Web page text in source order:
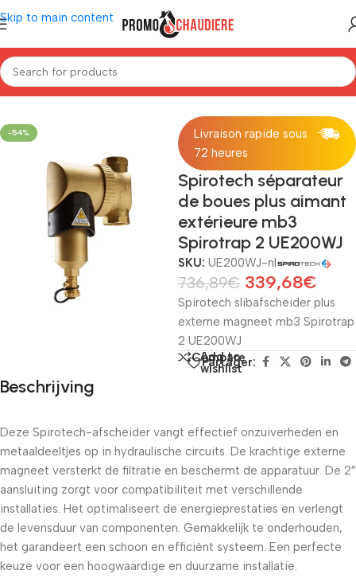
Skip to main content
Home/Installatiemateriaal/Lucht- en slibscheider
-54%
Livraison rapide sous
72 heures
Spirotech séparateur
de boues plus aimant
extérieure mb3
Spirotrap 2 UE200WJ
SKU: UE200WJ-nl
736,89€ 339,68€
Spirotech slibafscheider plus
externe magneet mb3 Spirotrap
2 UE200WJ
Compare
Add to
wishlist
Partager:
Beschrijving
Deze Spirotech-afscheider vangt effectief onzuiverheden en
metaaldeeltjes op in hydraulische circuits. De krachtige externe
magneet versterkt de filtratie en beschermt de apparatuur. De 2″
aansluiting zorgt voor compatibiliteit met verschillende
installaties. Het optimaliseert de energieprestaties en verlengt
de levensduur van componenten. Gemakkelijk te onderhouden,
het garandeert een schoon en efficiënt systeem. Een perfecte
keuze voor een hoogwaardige en duurzame installatie.